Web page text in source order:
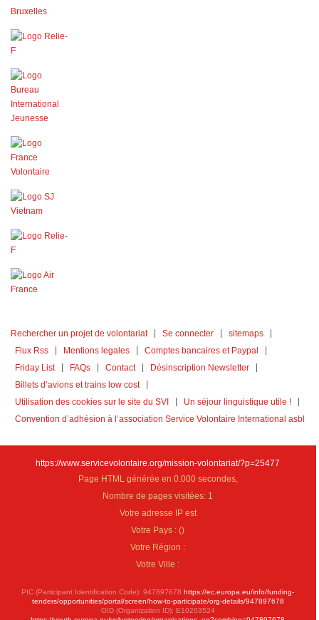
Rechercher un projet de volontariat Se connecter
sitemaps
Flux Rss
Mentions legales
Comptes bancaires et Paypal
Friday List
FAQs Contact
Désinscription Newsletter
Billets d’avions et trains low cost
Utilisation des cookies sur le site du SVI
Un séjour linguistique utile !
Convention d’adhésion à l’association Service Volontaire International asbl
https://www.servicevolontaire.org/mission-volontariat/?p=25477
Page HTML générée en 0.000 secondes,
Nombre de pages visitées: 1
Votre adresse IP est
Votre Pays :()
Votre Région :
Votre Ville :
PIC (Participant Identification Code): 947897678https://ec.europa.eu/info/funding-
tenders/opportunities/portal/screen/how-to-participate/org-details/947897678
OID (Organization ID): E10203524